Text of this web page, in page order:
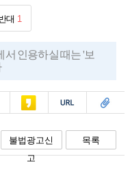
대 1
서 인용하실 때는 '보
카스 복사 스크랩
불법광고신
고
목록